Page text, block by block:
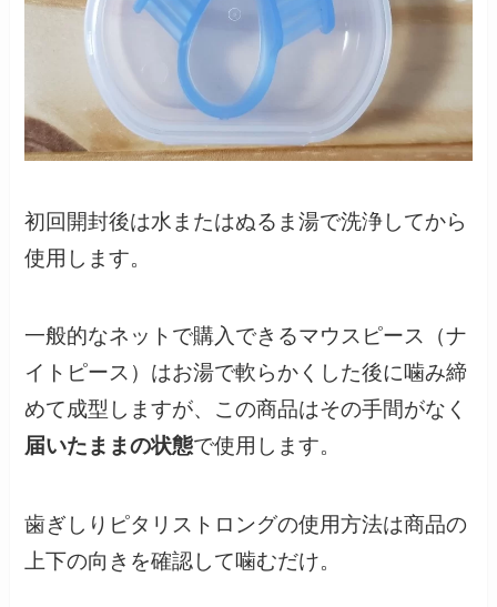
初回開封後は水またはぬるま湯で洗浄してから
使用します。
一般的なネットで購入できるマウスピース（ナ
イトピース）はお湯で軟らかくした後に噛み締
めて成型しますが、この商品はその手間がなく
届いたままの状態で使用します。
歯ぎしりピタリストロングの使用方法は商品の
上下の向きを確認して噛むだけ。